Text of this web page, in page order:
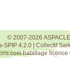
© 2007-2026 ASPACLE
SPIP 4.2.0|Collectif
habillage licence